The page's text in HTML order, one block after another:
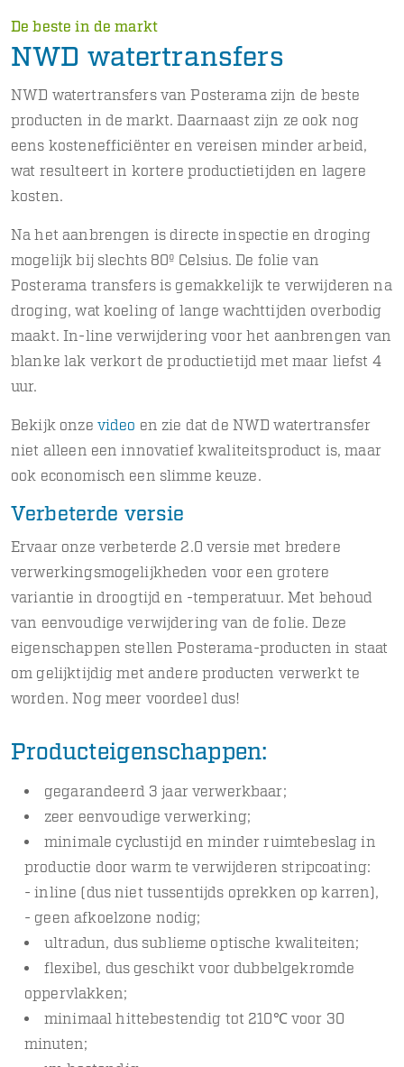
De beste in de markt
NWD watertransfers
NWD watertransfers van Posterama zijn de beste
producten in de markt. Daarnaast zijn ze ook nog
eens kostenefficiënter en vereisen minder arbeid,
wat resulteert in kortere productietijden en lagere
kosten.
Na het aanbrengen is directe inspectie en droging
mogelijk bij slechts 80º Celsius. De folie van
Posterama transfers is gemakkelijk te verwijderen na
droging, wat koeling of lange wachttijden overbodig
maakt. In-line verwijdering voor het aanbrengen van
blanke lak verkort de productietijd met maar liefst 4
uur.
Bekijk onze video en zie dat de NWD watertransfer
niet alleen een innovatief kwaliteitsproduct is, maar
ook economisch een slimme keuze.
Verbeterde versie
Ervaar onze verbeterde 2.0 versie met bredere
verwerkingsmogelijkheden voor een grotere
variantie in droogtijd en -temperatuur. Met behoud
van eenvoudige verwijdering van de folie. Deze
eigenschappen stellen Posterama-producten in staat
om gelijktijdig met andere producten verwerkt te
worden. Nog meer voordeel dus!
Producteigenschappen:
gegarandeerd 3 jaar verwerkbaar;
zeer eenvoudige verwerking;
minimale cyclustijd en minder ruimtebeslag in
productie door warm te verwijderen stripcoating:
- inline (dus niet tussentijds oprekken op karren),
- geen afkoelzone nodig;
ultradun, dus sublieme optische kwaliteiten;
flexibel, dus geschikt voor dubbelgekromde
oppervlakken;
minimaal hittebestendig tot 210℃ voor 30
minuten;